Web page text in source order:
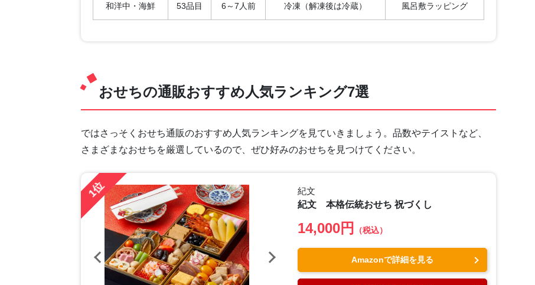
和洋中・海鮮 53品目 6～7人前 冷凍（解凍後は冷蔵） 風呂敷ラッピング
おせちの通販おすすめ人気ランキング7選
ではさっそくおせち通販のおすすめ人気ランキングを見ていきましょう。品数やテイストなど、
さまざまなおせちを厳選しているので、ぜひ好みのおせちを見つけてください。
1位
紀文
紀文 本格伝統おせち 祝づくし
14,000円 （税込）
Amazonで詳細を見る